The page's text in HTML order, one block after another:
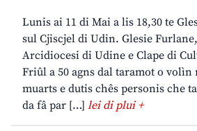
Lunis ai 11 di Mai a lis 18,30 te
sul Cjiscjel di Udin. Glesie
Arcidiocesi di Udine e Clape di
Friûl a 50 agns dal taramot o
muarts e dutis chês personis che
da fâ par […] lei di plui +